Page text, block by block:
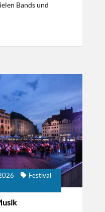
Bands und
Festival